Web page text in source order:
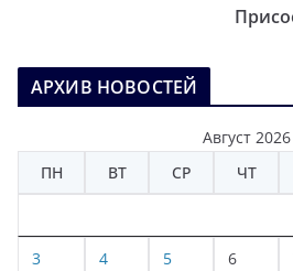
АРХИВ НОВОСТЕЙ
Август 2026
ПН
ВТ СР ЧТ
3 4 5 6